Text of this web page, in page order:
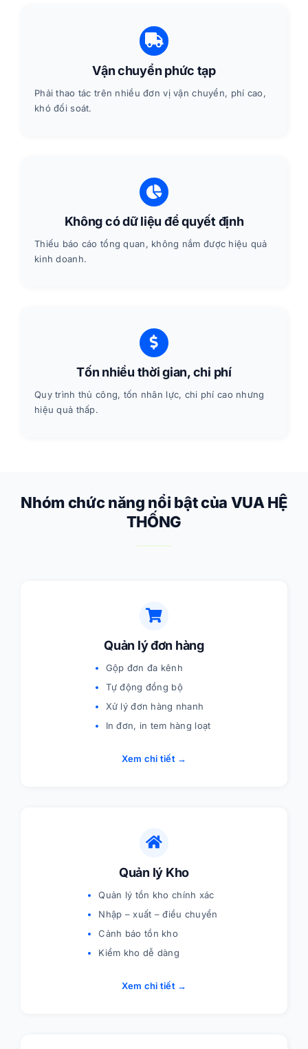
Vận chuyển phức tạp
Phải thao tác trên nhiều đơn vị vận chuyển, phí cao,
khó đối soát.
Không có dữ liệu để quyết định
Thiếu báo cáo tổng quan, không nắm được hiệu quả
kinh doanh.
Tốn nhiều thời gian, chi phí
Quy trình thủ công, tốn nhân lực, chi phí cao nhưng
hiệu quả thấp.
Nhóm chức năng nổi bật của VUA HỆ
THỐNG
Quản lý đơn hàng
Gộp đơn đa kênh
Tự động đồng bộ
Xử lý đơn hàng nhanh
In đơn, in tem hàng loạt
Xem chi tiết →
Quản lý Kho
Quản lý tồn kho chính xác
Nhập – xuất – điều chuyển
Cảnh báo tồn kho
Kiểm kho dễ dàng
Xem chi tiết →